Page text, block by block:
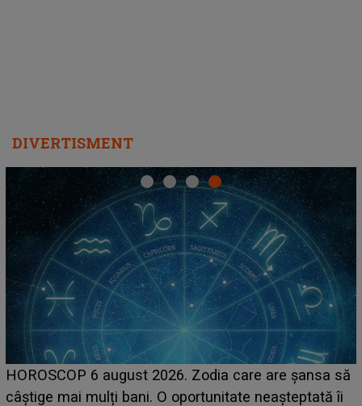
DIVERTISMENT
HOROSCOP 6 august 2026. Zodia care are șansa să
câștige mai mulți bani. O oportunitate neașteptată îi